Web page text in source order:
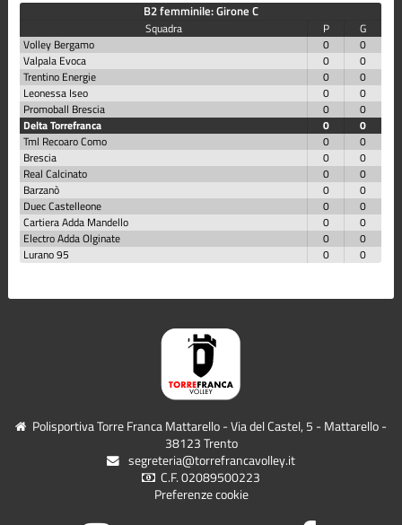
B2 femminile: Girone C
Squadra P
G
Volley Bergamo
0
0
Valpala Evoca
0
0
Trentino Energie
0
0
Leonessa Iseo
0
0
Promoball Brescia
0
0
Delta Torrefranca
0
0
Tml Recoaro Como
0
0
Brescia
0
0
Real Calcinato
0
0
Barzanò
0
0
Duec Castelleone
0
0
Cartiera Adda Mandello
0
0
Electro Adda Olginate
0
0
Lurano 95
0 0
Polisportiva Torre Franca Mattarello - Via del Castel, 5 - Mattarello -
38123 Trento
segreteria@torrefrancavolley.it
C.F. 02089500223
Preferenze cookie